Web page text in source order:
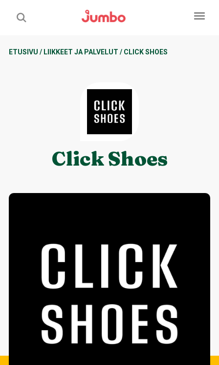
ETUSIVU / LIIKKEET JA PALVELUT / CLICK SHOES
Click Shoes